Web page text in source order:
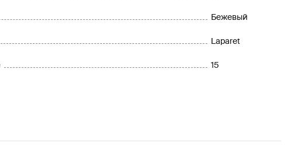
Бежевый
Laparet
15